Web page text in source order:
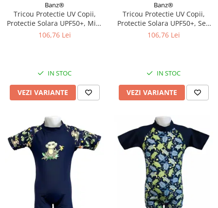
Banz®
Tricou Protectie UV Copii,
Protectie Solara UPF50+, Mint
Floral, Diverse marimi
106,76 Lei
IN STOC
VEZI VARIANTE
Banz®
Tricou Protectie UV Copii,
Protectie Solara UPF50+, Sea
Horse, Diverse marimi
106,76 Lei
IN STOC
VEZI VARIANTE